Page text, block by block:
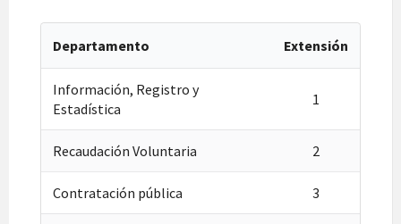
Departamento Extensión
Información, Registro y
Estadística
1
Recaudación Voluntaria 2
Contratación pública 3